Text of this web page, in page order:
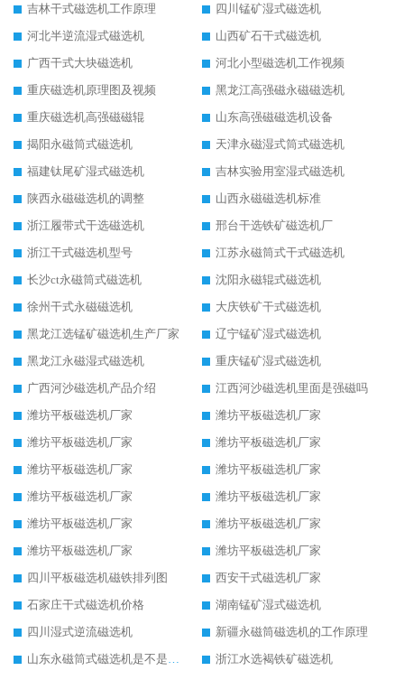
吉林干式磁选机工作原理
四川锰矿湿式磁选机
河北半逆流湿式磁选机
山西矿石干式磁选机
广西干式大块磁选机
河北小型磁选机工作视频
重庆磁选机原理图及视频
黑龙江高强磁永磁磁选机
重庆磁选机高强磁磁辊
山东高强磁磁选机设备
揭阳永磁筒式磁选机
天津永磁湿式筒式磁选机
福建钛尾矿湿式磁选机
吉林实验用室湿式磁选机
陕西永磁磁选机的调整
山西永磁磁选机标准
浙江履带式干选磁选机
邢台干选铁矿磁选机厂
浙江干式磁选机型号
江苏永磁筒式干式磁选机
长沙ct永磁筒式磁选机
沈阳永磁辊式磁选机
徐州干式永磁磁选机
大庆铁矿干式磁选机
黑龙江选锰矿磁选机生产厂家
辽宁锰矿湿式磁选机
黑龙江永磁湿式磁选机
重庆锰矿湿式磁选机
广西河沙磁选机产品介绍
江西河沙磁选机里面是强磁吗
潍坊平板磁选机厂家
潍坊平板磁选机厂家
潍坊平板磁选机厂家
潍坊平板磁选机厂家
潍坊平板磁选机厂家
潍坊平板磁选机厂家
潍坊平板磁选机厂家
潍坊平板磁选机厂家
潍坊平板磁选机厂家
潍坊平板磁选机厂家
潍坊平板磁选机厂家
潍坊平板磁选机厂家
四川平板磁选机磁铁排列图
西安干式磁选机厂家
石家庄干式磁选机价格
湖南锰矿湿式磁选机
四川湿式逆流磁选机
新疆永磁筒磁选机的工作原理
山东永磁筒式磁选机是不是强磁
浙江水选褐铁矿磁选机